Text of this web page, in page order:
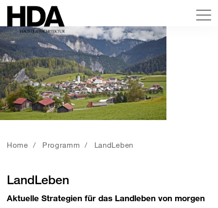
Home Programm LandLeben
LandLeben
Aktuelle Strategien für das Landleben von morgen